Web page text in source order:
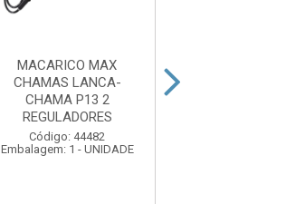
MACARICO MAX
CHAMAS LANCA-
CHAMA P13 2
REGULADORES
Código: 44482
Embalagem: 1 - UNIDADE